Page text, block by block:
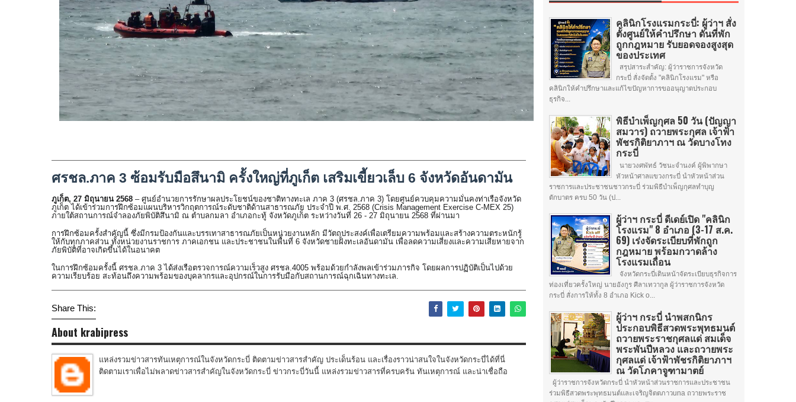
ศรชล.ภาค 3 ซ้อมรับมือสึนามิ ครั้งใหญ่ที่ภูเก็ต เสริมเขี้ยวเล็บ 6 จังหวัดอันดามัน
ภูเก็ต, 27 มิถุนายน 2568 – ศูนย์อำนวยการรักษาผลประโยชน์ของชาติทางทะเล ภาค 3 (ศรชล.ภาค 3) โดยศูนย์ควบคุมความมั่นคงท่าเรือจังหวัด
ภูเก็ต ได้เข้าร่วมการฝึกซ้อมแผนบริหารวิกฤตการณ์ระดับชาติด้านสาธารณภัย ประจำปี พ.ศ. 2568 (Crisis Management Exercise C-MEX 25)
ภายใต้สถานการณ์จำลองภัยพิบัติสึนามิ ณ ตำบลกมลา อำเภอกะทู้ จังหวัดภูเก็ต ระหว่างวันที่ 26 - 27 มิถุนายน 2568 ที่ผ่านมา
การฝึกซ้อมครั้งสำคัญนี้ ซึ่งมีกรมป้องกันและบรรเทาสาธารณภัยเป็นหน่วยงานหลัก มีวัตถุประสงค์เพื่อเตรียมความพร้อมและสร้างความตระหนักรู้
ให้กับทุกภาคส่วน ทั้งหน่วยงานราชการ ภาคเอกชน และประชาชนในพื้นที่ 6 จังหวัดชายฝั่งทะเลอันดามัน เพื่อลดความเสี่ยงและความเสียหายจาก
ภัยพิบัติที่อาจเกิดขึ้นได้ในอนาคต
ในการฝึกซ้อมครั้งนี้ ศรชล.ภาค 3 ได้ส่งเรือตรวจการณ์ความเร็วสูง ศรชล.4005 พร้อมด้วยกำลังพลเข้าร่วมภารกิจ โดยผลการปฏิบัติเป็นไปด้วย
ความเรียบร้อย สะท้อนถึงความพร้อมของบุคลากรและอุปกรณ์ในการรับมือกับสถานการณ์ฉุกเฉินทางทะเล.
Share This:
About krabipress
แหล่งรวมข่าวสารทันเหตุการณ์ในจังหวัดกระบี่ ติดตามข่าวสารสำคัญ ประเด็นร้อน และเรื่องราวน่าสนใจในจังหวัดกระบี่ได้ที่นี่
ติดตามเราเพื่อไม่พลาดข่าวสารสำคัญในจังหวัดกระบี่ ข่าวกระบี่วันนี้ แหล่งรวมข่าวสารที่ครบครัน ทันเหตุการณ์ และน่าเชื่อถือ
คลินิกโรงแรมกระบี่: ผู้ว่าฯ สั่ง
ตั้งศูนย์ให้คำปรึกษา ดันที่พัก
ถูกกฎหมาย รับยอดจองสูงสุด
ของประเทศ
สรุปสาระสำคัญ: ผู้ว่าราชการจังหวัด
กระบี่ สั่งจัดตั้ง "คลินิกโรงแรม" หรือ
คลินิกให้คำปรึกษาและแก้ไขปัญหาการขออนุญาตประกอบ
ธุรกิจ...
พิธีบำเพ็ญกุศล 50 วัน (ปัญญา
สมวาร) ถวายพระกุศล เจ้าฟ้า
พัชรกิติยาภาฯ ณ วัดบางโทง
กระบี่
นายวงศพัทธ์ วัชนะจำนงค์ ผู้พิพากษา
หัวหน้าศาลแขวงกระบี่ นำหัวหน้าส่วน
ราชการและประชาชนชาวกระบี่ ร่วมพิธีบำเพ็ญกุศลทำบุญ
ตักบาตร ครบ 50 วัน (ป...
ผู้ว่าฯ กระบี่ ดีเดย์เปิด "คลินิก
โรงแรม" 8 อำเภอ (3-17 ส.ค.
69) เร่งจัดระเบียบที่พักถูก
กฎหมาย พร้อมกวาดล้าง
โรงแรมเถื่อน
จังหวัดกระบี่เดินหน้าจัดระเบียบธุรกิจการ
ท่องเที่ยวครั้งใหญ่ นายอังกูร ศีลาเทวากูล ผู้ว่าราชการจังหวัด
กระบี่ สั่งการให้ทั้ง 8 อำเภอ Kick o...
ผู้ว่าฯ กระบี่ นำพสกนิกร
ประกอบพิธีสวดพระพุทธมนต์
ถวายพระราชกุศลแด่ สมเด็จ
พระพันปีหลวง และถวายพระ
กุศลแด่ เจ้าฟ้าพัชรกิติยาภาฯ
ณ วัดโภคาจูฑามาตย์
ผู้ว่าราชการจังหวัดกระบี่ นำหัวหน้าส่วนราชการและประชาชน
ร่วมพิธีสวดพระพุทธมนต์และเจริญจิตตภาวuna ถวายพระราช